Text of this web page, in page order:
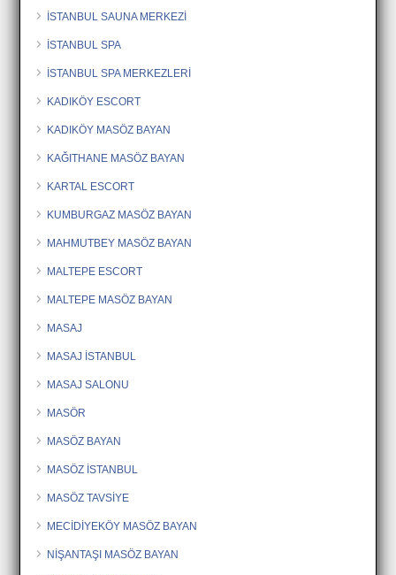
İSTANBUL SAUNA MERKEZİ
İSTANBUL SPA
İSTANBUL SPA MERKEZLERİ
KADIKÖY ESCORT
KADIKÖY MASÖZ BAYAN
KAĞITHANE MASÖZ BAYAN
KARTAL ESCORT
KUMBURGAZ MASÖZ BAYAN
MAHMUTBEY MASÖZ BAYAN
MALTEPE ESCORT
MALTEPE MASÖZ BAYAN
MASAJ
MASAJ İSTANBUL
MASAJ SALONU
MASÖR
MASÖZ BAYAN
MASÖZ İSTANBUL
MASÖZ TAVSİYE
MECİDİYEKÖY MASÖZ BAYAN
NİŞANTAŞI MASÖZ BAYAN